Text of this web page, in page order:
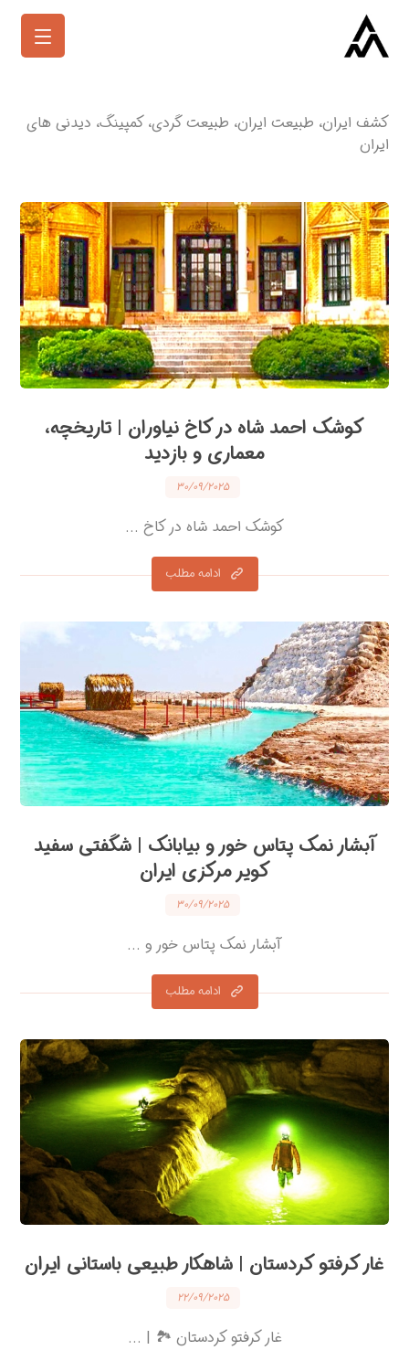
کشف ایران، طبیعت ایران، طبیعت گردی، کمپینگ، دیدنی های
ایران
کوشک احمد شاه در کاخ نیاوران | تاریخچه،
معماری و بازدید
۳۰/۰۹/۲۰۲۵
کوشک احمد شاه در کاخ ...
ادامه مطلب
آبشار نمک پتاس خور و بیابانک | شگفتی سفید
کویر مرکزی ایران
۳۰/۰۹/۲۰۲۵
آبشار نمک پتاس خور و ...
ادامه مطلب
غار کرفتو کردستان | شاهکار طبیعی باستانی ایران
۲۲/۰۹/۲۰۲۵
غار کرفتو کردستان 🏞 | ...